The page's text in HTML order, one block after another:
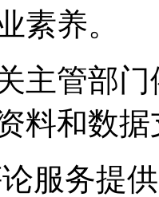
素养。
主管部
料和数
服务提